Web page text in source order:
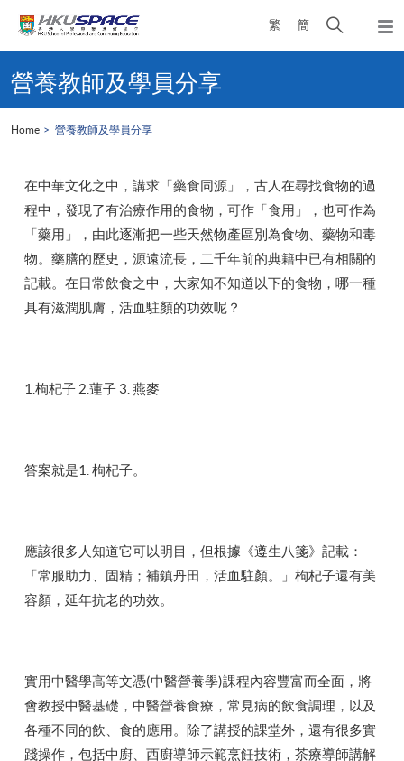
繁 簡
Open
search
content
start營養教師及學員分享
Home 營養教師及學員分享
在中華文化之中，講求「藥食同源」，古人在尋找食物的過
程中，發現了有治療作用的食物，可作「食用」，也可作為
「藥用」，由此逐漸把一些天然物產區別為食物、藥物和毒
物。藥膳的歷史，源遠流長，二千年前的典籍中已有相關的
記載。在日常飲食之中，大家知不知道以下的食物，哪一種
具有滋潤肌膚，活血駐顏的功效呢？
1.枸杞子 2.蓮子 3. 燕麥
答案就是1. 枸杞子。
應該很多人知道它可以明目，但根據《遵生八箋》記載：
「常服助力、固精；補鎮丹田，活血駐顏。」枸杞子還有美
容顏，延年抗老的功效。
實用中醫學高等文憑(中醫營養學)課程內容豐富而全面，將
會教授中醫基礎，中醫營養食療，常見病的飲食調理，以及
各種不同的飲、食的應用。除了講授的課堂外，還有很多實
踐操作，包括中廚、西廚導師示範烹飪技術，茶療導師講解